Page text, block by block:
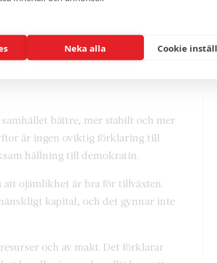
Neka alla Cookie
ge sina barn bra
på ålderdomen.
lämna idén att
bättre, mer stabilt och mer
är ingen oviktig förklaring till
hållning till demokratin.
ojämlikhet är bra för tillväxten.
kapital, och det gynnar inte
och av makt. Det förklarar